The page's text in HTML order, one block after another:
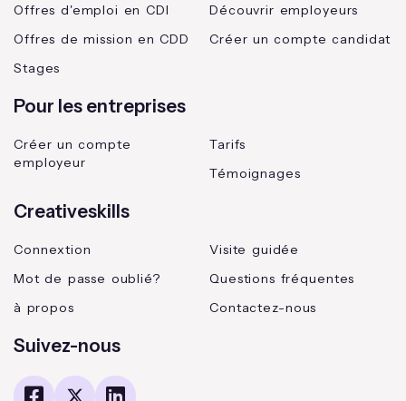
Offres d'emploi en CDI
Offres de mission en CDD
Stages
Découvrir employeurs
Créer un compte candidat
Pour les entreprises
Créer un compte
employeur
Tarifs
Témoignages
Creativeskills
Connextion
Mot de passe oublié?
à propos
Visite guidée
Questions fréquentes
Contactez-nous
Suivez-nous